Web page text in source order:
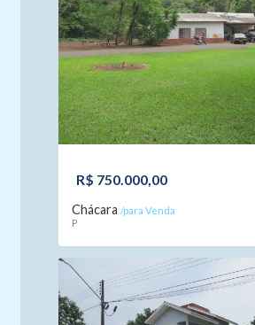
R$ 750.000,00
Chácara /para Venda
P